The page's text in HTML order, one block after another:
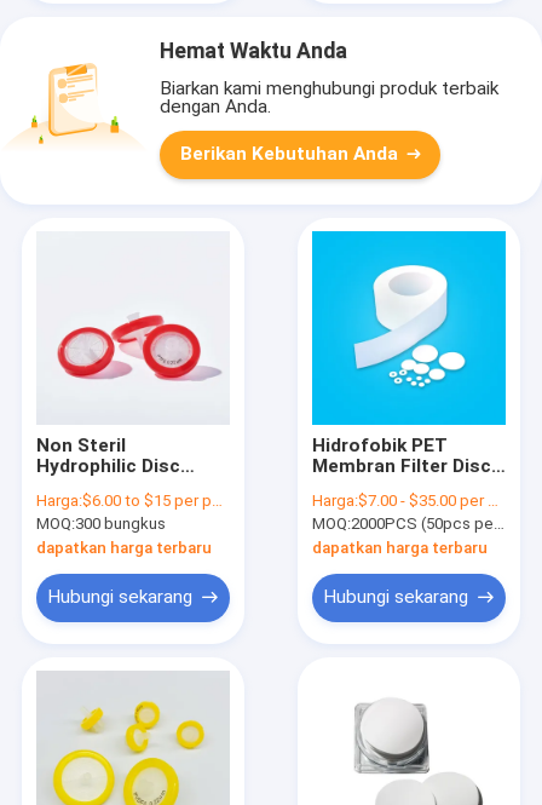
Hemat Waktu Anda
Biarkan kami menghubungi produk terbaik
dengan Anda.
Berikan Kebutuhan Anda
Non Steril
Hydrophilic Disc
Sertifikasi PTFE
Syringe Filter 0,22
Mikron
Harga:$6.00 to $15 per pack
MOQ:300 bungkus
dapatkan harga terbaru
Hubungi sekarang
Hidrofobik PET
Membran Filter Disc
ukuran pori
Harga:$7.00 - $35.00 per pack
MOQ:2000PCS (50pcs per bungkus)
dapatkan harga terbaru
Hubungi sekarang